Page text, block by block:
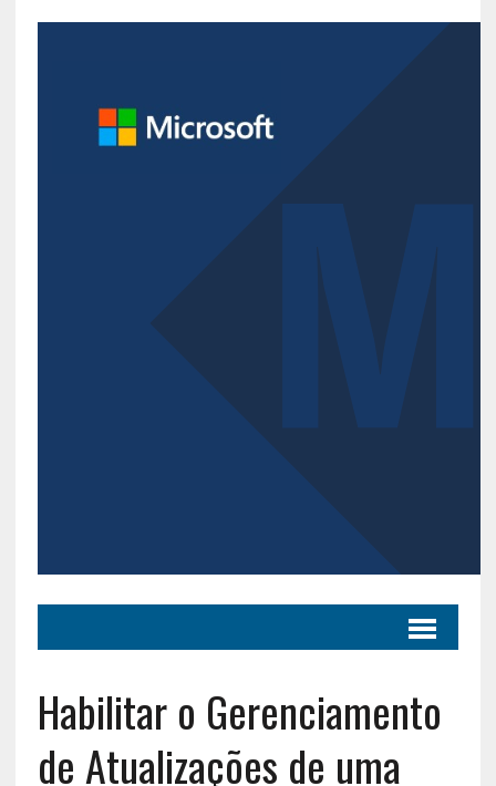
Habilitar o Gerenciamento
de Atualizações de uma